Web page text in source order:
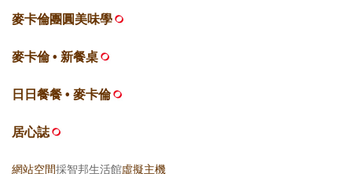
麥卡倫團圓美味學
麥卡倫 • 新餐桌
日日餐餐 • 麥卡倫
居心誌
網站空間採智邦生活館虛擬主機